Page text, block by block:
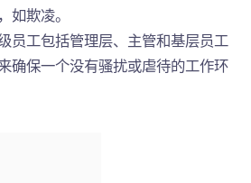
如欺凌。
员工包括管理层、主管和基层员工
确保一个没有骚扰或虐待的工作环